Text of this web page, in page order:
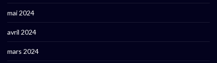
mai 2024
avril 2024
mars 2024